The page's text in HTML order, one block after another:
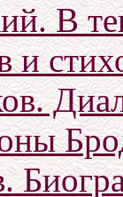
В
и